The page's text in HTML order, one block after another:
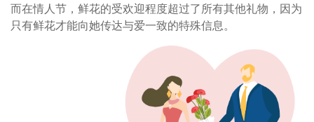
而在情人节，鲜花的受欢迎程度超过了所有其他礼物，因为
只有鲜花才能向她传达与爱一致的特殊信息。